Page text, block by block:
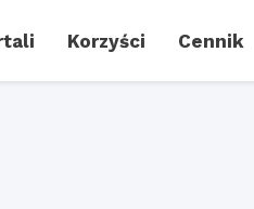
Korzyści Cennik